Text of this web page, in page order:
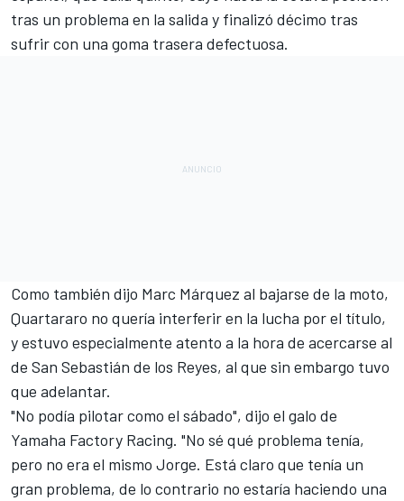
tras un problema en la salida y finalizó décimo tras
sufrir con una goma trasera defectuosa.
Como también dijo Marc Márquez al bajarse de la moto,
Quartararo no quería interferir en la lucha por el título,
y estuvo especialmente atento a la hora de acercarse al
de San Sebastián de los Reyes, al que sin embargo tuvo
que adelantar.
"No podía pilotar como el sábado", dijo el galo de
Yamaha Factory Racing. "No sé qué problema tenía,
pero no era el mismo Jorge. Está claro que tenía un
gran problema, de lo contrario no estaría haciendo una